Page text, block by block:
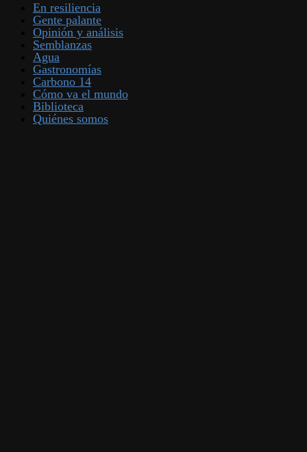
En resiliencia
Gente palante
Opinión y análisis
Semblanzas
Agua
Gastronomías
Carbono 14
Cómo va el mundo
Biblioteca
Quiénes somos